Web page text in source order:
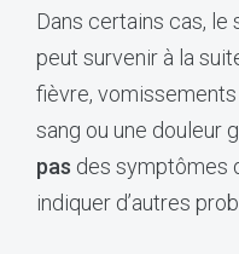
Dans certains cas,
peut survenir à la
fièvre,
sang ou une douleur
pas des symptômes
indiquer d’autres